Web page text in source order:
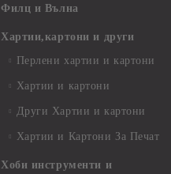
Филц и Вълна
Хартии,картони и други
Перлени хартии и картони
Хартии и картони
Други Хартии и картони
Хартии и Картони За Печат
Хоби инструменти и